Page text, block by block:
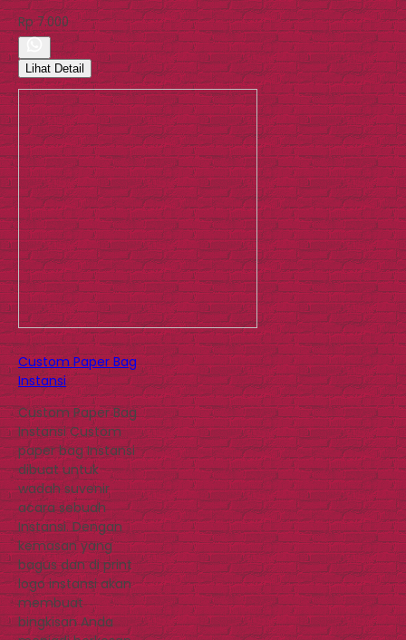
Rp 7.000
Lihat Detail
Custom Paper Bag
Instansi
Custom Paper Bag
Instansi Custom
paper bag Instansi
dibuat untuk
wadah suvenir
acara sebuah
Instansi. Dengan
kemasan yang
bagus dan di print
logo instansi akan
membuat
bingkisan Anda